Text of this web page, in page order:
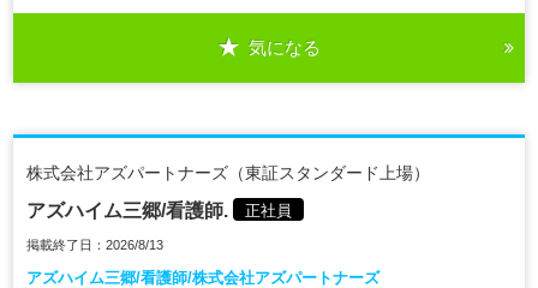
気になる
株式会社アズパートナーズ（東証スタンダード上場）
アズハイム三郷/看護師. 正社員
掲載終了日：2026/8/13
アズハイム三郷/看護師/株式会社アズパートナーズ